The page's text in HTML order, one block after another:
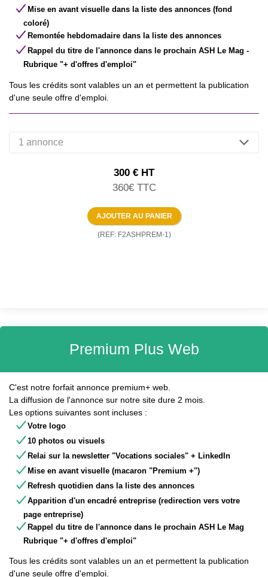
Mise en avant visuelle dans la liste des annonces (fond
coloré)
Remontée hebdomadaire dans la liste des annonces
Rappel du titre de l'annonce dans le prochain ASH Le Mag -
Rubrique "+ d'offres d'emploi"
Tous les crédits sont valables un an et permettent la publication
d'une seule offre d'emploi.
300 € HT
360€TTC
(REF: F2ASHPREM-1)
Premium Plus Web
C'est notre forfait annonce premium+ web.
La diffusion de l'annonce sur notre site dure 2 mois.
Les options suivantes sont incluses :
Votre logo
10 photos ou visuels
Relai sur la newsletter "Vocations sociales" + LinkedIn
Mise en avant visuelle (macaron "Premium +")
Refresh quotidien dans la liste des annonces
Apparition d'un encadré entreprise (redirection vers votre
page entreprise)
Rappel du titre de l'annonce dans le prochain ASH Le Mag
Rubrique "+ d'offres d'emploi"
Tous les crédits sont valables un an et permettent la publication
d'une seule offre d'emploi.